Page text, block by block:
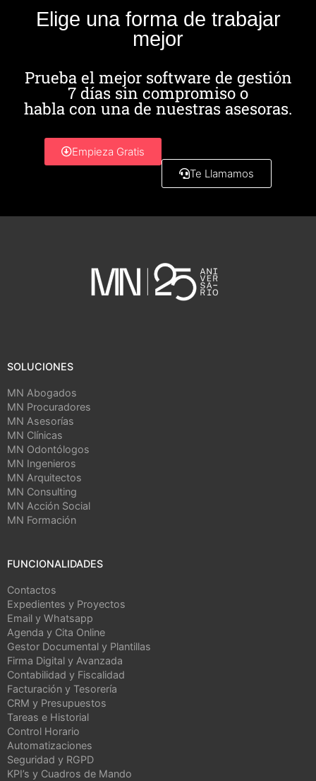
Elige una forma de trabajar
mejor
Prueba el mejor software de gestión
7 días sin compromiso o
habla con una de nuestras asesoras.
Empieza Gratis
Te Llamamos
SOLUCIONES
MN Abogados
MN Procuradores
MN Asesorías
MN Clínicas
MN Odontólogos
MN Ingenieros
MN Arquitectos
MN Consulting
MN Acción Social
MN Formación
FUNCIONALIDADES
Contactos
Expedientes y Proyectos
Email y Whatsapp
Agenda y Cita Online
Gestor Documental y Plantillas
Firma Digital y Avanzada
Contabilidad y Fiscalidad
Facturación y Tesorería
CRM y Presupuestos
Tareas e Historial
Control Horario
Automatizaciones
Seguridad y RGPD
KPI’s y Cuadros de Mando